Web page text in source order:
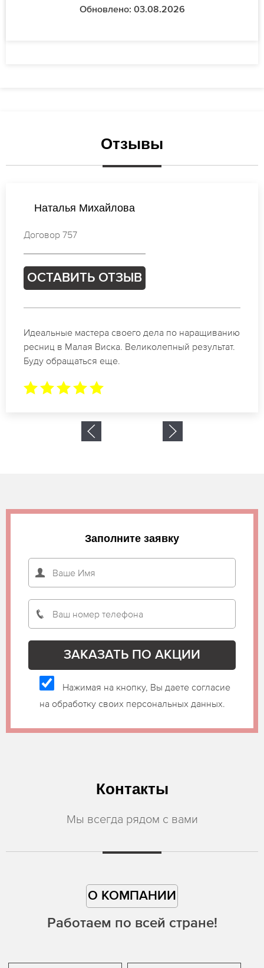
Обновлено: 03.08.2026
Отзывы
Валентина Новикова
Договор 829
ОСТАВИТЬ ОТЗЫВ
Спасибо огромное. Заказывала наращивание
ресниц в Малая Виска для мероприятия. За 2
часа все было готово.
Заполните заявку
Нажимая на кнопку, Вы даете согласие
на обработку своих персональных данных.
Контакты
Мы всегда рядом с вами
О КОМПАНИИ
Работаем по всей стране!